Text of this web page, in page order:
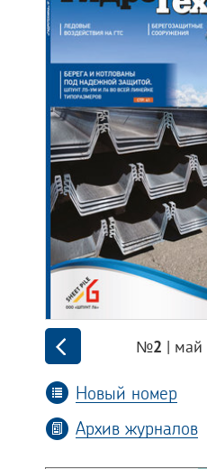
№2 | май
Новый номер
Архив журналов